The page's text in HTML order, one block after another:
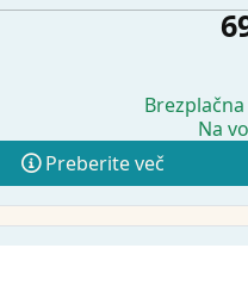
Na
Preberite več